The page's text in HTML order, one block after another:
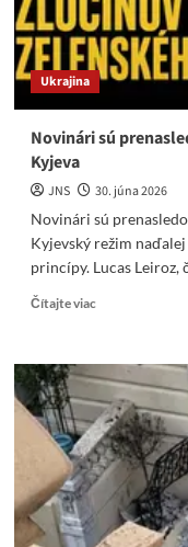
Ukrajina
Novinári sú
Kyjeva
JNS
30. júna 2026
Novinári sú
Kyjevský režim
princípy. Lucas Leiroz,
Čítajte viacRead
Novinári
sú
prenasledovaní
za
odhaľovanie
zločinov
Kyjeva